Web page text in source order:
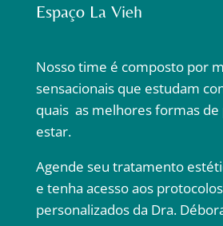
Espaço La Vieh
Nosso time é composto por
sensacionais que estudam
quais as melhores formas
estar.
Agende seu tratamento
e tenha acesso aos protocolos
personalizados da Dra.